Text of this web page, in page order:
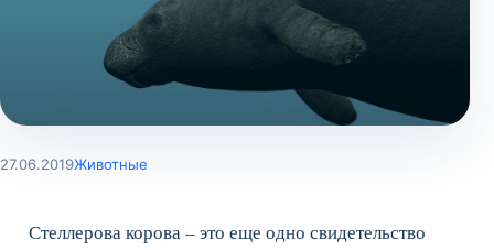
27.06.2019Животные
Стеллерова корова – это еще одно свидетельство